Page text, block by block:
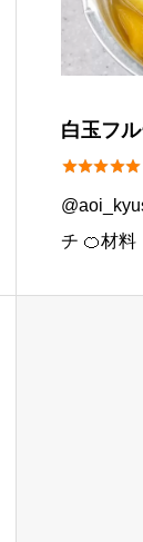
白玉フ

チ 🍊材料